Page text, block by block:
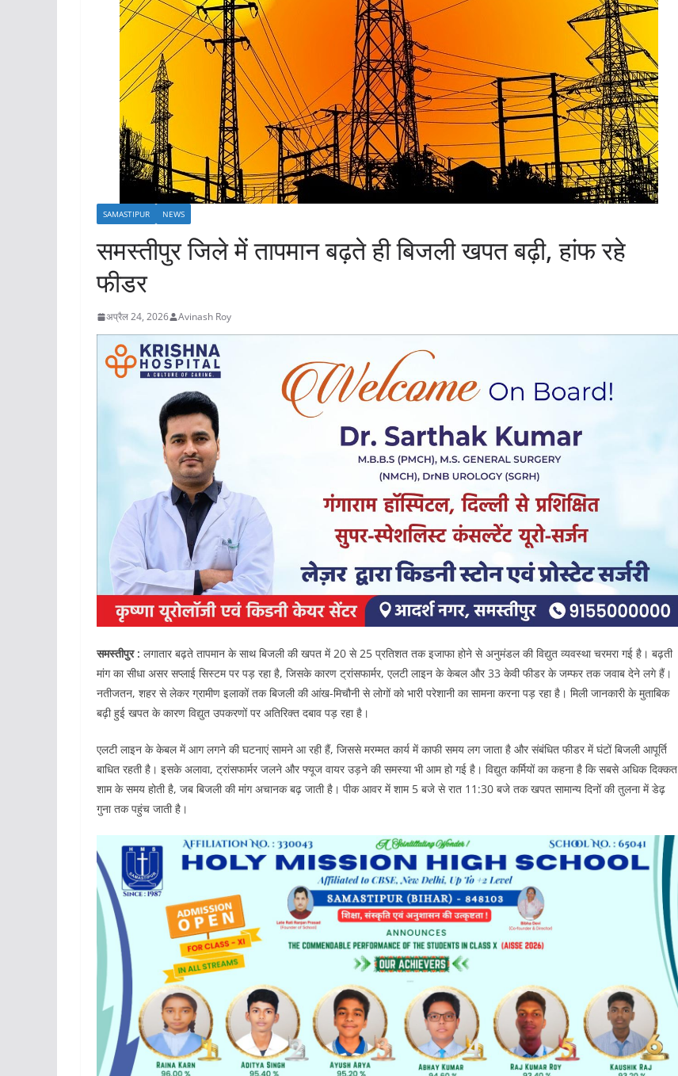
SAMASTIPUR NEWS
समस्तीपुर जिले में तापमान बढ़ते ही बिजली खपत बढ़ी, हांफ रहे
फीडर
अप्रैल 24, 2026 Avinash Roy
समस्तीपुर : लगातार बढ़ते तापमान के साथ बिजली की खपत में 20 से 25 प्रतिशत तक इजाफा होने से अनुमंडल की विद्युत व्यवस्था चरमरा गई है। बढ़ती
मांग का सीधा असर सप्लाई सिस्टम पर पड़ रहा है, जिसके कारण ट्रांसफार्मर, एलटी लाइन के केबल और 33 केवी फीडर के जम्फर तक जवाब देने लगे हैं।
नतीजतन, शहर से लेकर ग्रामीण इलाकों तक बिजली की आंख-मिचौनी से लोगों को भारी परेशानी का सामना करना पड़ रहा है। मिली जानकारी के मुताबिक
बढ़ी हुई खपत के कारण विद्युत उपकरणों पर अतिरिक्त दबाव पड़ रहा है।
एलटी लाइन के केबल में आग लगने की घटनाएं सामने आ रही हैं, जिससे मरम्मत कार्य में काफी समय लग जाता है और संबंधित फीडर में घंटों बिजली आपूर्ति
बाधित रहती है। इसके अलावा, ट्रांसफार्मर जलने और फ्यूज वायर उड़ने की समस्या भी आम हो गई है। विद्युत कर्मियों का कहना है कि सबसे अधिक दिक्कत
शाम के समय होती है, जब बिजली की मांग अचानक बढ़ जाती है। पीक आवर में शाम 5 बजे से रात 11:30 बजे तक खपत सामान्य दिनों की तुलना में डेढ़
गुना तक पहुंच जाती है।